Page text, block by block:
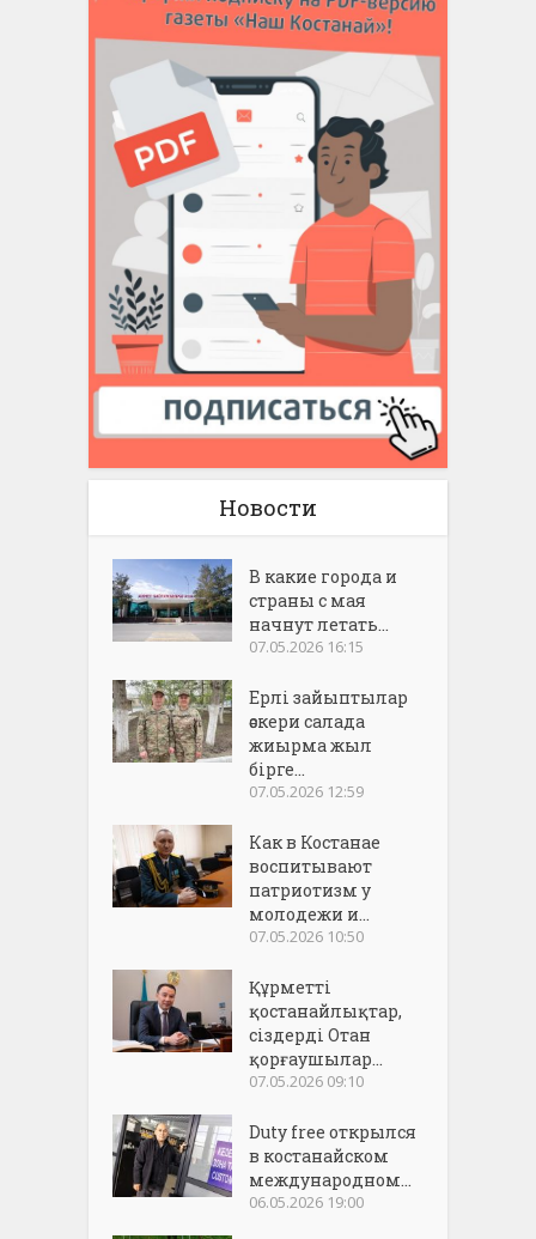
Новости
В какие города и
страны с мая
начнут летать...
07.05.2026 16:15
Ерлі зайыптылар
әскери салада
жиырма жыл
бірге...
07.05.2026 12:59
Как в Костанае
воспитывают
патриотизм у
молодежи и...
07.05.2026 10:50
Құрметті
қостанайлықтар,
сіздерді Отан
қорғаушылар...
07.05.2026 09:10
Duty free открылся
в костанайском
международном...
06.05.2026 19:00